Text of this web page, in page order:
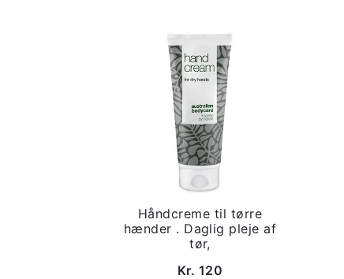
Håndcreme til tørre
hænder . Daglig pleje af
tør,
Kr. 120